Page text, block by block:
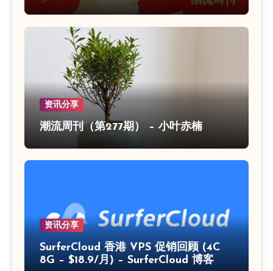
资讯分享
潮流周刊（第277期） – 小叶赤楠
资讯分享
SurferCloud 香港 VPS 促销回顾 (4C
8G – $18.9/月) – SurferCloud 博客